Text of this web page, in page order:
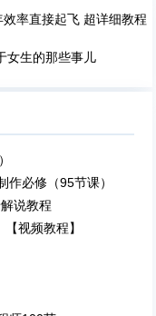
效率直接起飞 超详细教程
女生的那些事儿
作必修（95节课）
说教程
视频教程】